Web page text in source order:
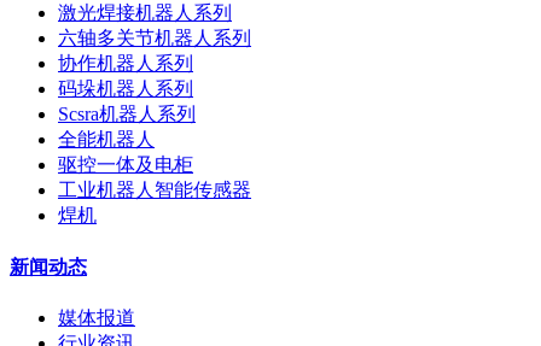
激光焊接机器人系列
六轴多关节机器人系列
协作机器人系列
码垛机器人系列
Scsra机器人系列
全能机器人
驱控一体及电柜
工业机器人智能传感器
焊机
新闻动态
媒体报道